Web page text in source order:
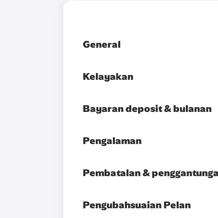
General
Kelayakan
Bayaran deposit & bulanan
Pengalaman
Pembatalan &
Pengubahsuaian Pelan